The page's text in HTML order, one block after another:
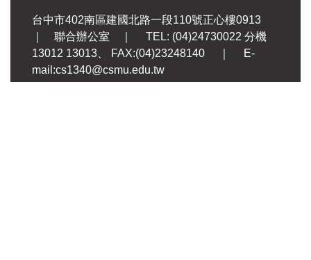
台中市402南區建國北路一段110號正心樓0913
｜ 聯合辦公室 ｜ TEL: (04)24730022 分機
13012 13013、 FAX:(04)23248140 ｜ E-
mail:cs1340@csmu.edu.tw